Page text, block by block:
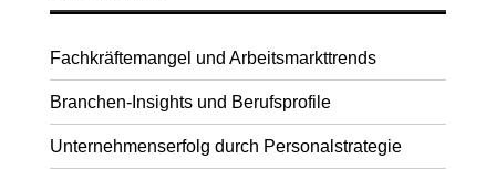
Fachkräftemangel und Arbeitsmarkttrends
Branchen-Insights und Berufsprofile
Unternehmenserfolg durch Personalstrategie